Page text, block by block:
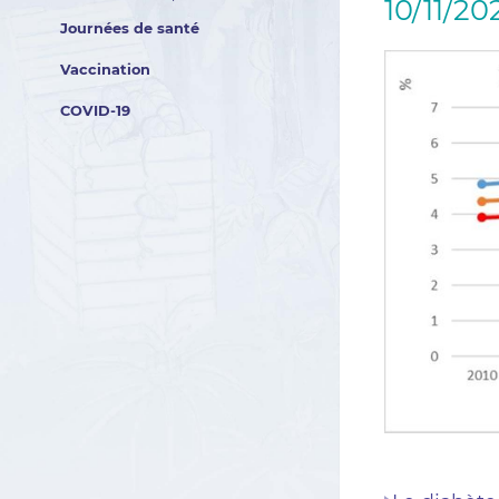
Journées de santé
Vaccination
COVID-19
10/11/